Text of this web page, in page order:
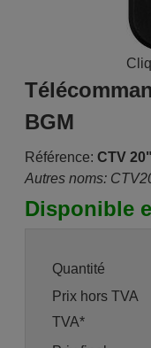
BGM
Référence: CTV
Autres noms:
Disponible
Quantité
Prix hors TVA
TVA*